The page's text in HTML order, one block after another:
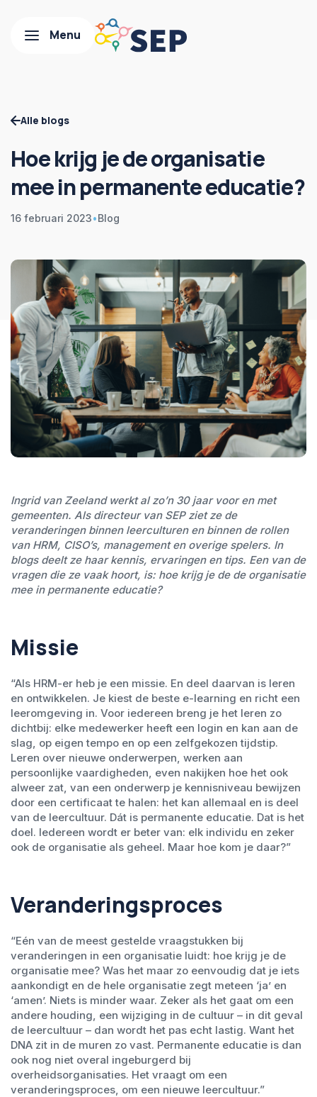
Alle blogs
Hoe krijg je de organisatie
mee in permanente educatie?
16 februari 2023•Blog
Ingrid van Zeeland werkt al zo’n 30 jaar voor en met
gemeenten. Als directeur van SEP ziet ze de
veranderingen binnen leerculturen en binnen de rollen
van HRM, CISO’s, management en overige spelers. In
blogs deelt ze haar kennis, ervaringen en tips. Een van de
vragen die ze vaak hoort, is: hoe krijg je de de organisatie
mee in permanente educatie?
Missie
“Als HRM-er heb je een missie. En deel daarvan is leren
en ontwikkelen. Je kiest de beste e-learning en richt een
leeromgeving in. Voor iedereen breng je het leren zo
dichtbij: elke medewerker heeft een login en kan aan de
slag, op eigen tempo en op een zelfgekozen tijdstip.
Leren over nieuwe onderwerpen, werken aan
persoonlijke vaardigheden, even nakijken hoe het ook
alweer zat, van een onderwerp je kennisniveau bewijzen
door een certificaat te halen: het kan allemaal en is deel
van de leercultuur. Dát is permanente educatie. Dat is het
doel. Iedereen wordt er beter van: elk individu en zeker
ook de organisatie als geheel. Maar hoe kom je daar?”
Veranderingsproces
“Eén van de meest gestelde vraagstukken bij
veranderingen in een organisatie luidt: hoe krijg je de
organisatie mee? Was het maar zo eenvoudig dat je iets
aankondigt en de hele organisatie zegt meteen ‘ja’ en
‘amen’. Niets is minder waar. Zeker als het gaat om een
andere houding, een wijziging in de cultuur – in dit geval
de leercultuur – dan wordt het pas echt lastig. Want het
DNA zit in de muren zo vast. Permanente educatie is dan
ook nog niet overal ingeburgerd bij
overheidsorganisaties. Het vraagt om een
veranderingsproces, om een nieuwe leercultuur.”